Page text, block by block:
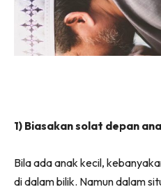
1) Biasakan solat depan
Bila ada anak kecil,
di dalam bilik. Namun dalam